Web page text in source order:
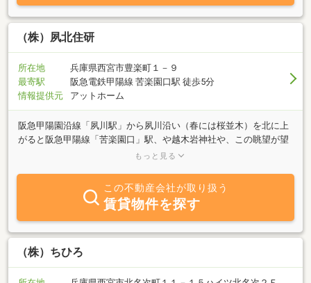
せるか・土地の有効利用や、定期借地なども。５．現在お持ちの賃
貸物件の高い完全管理料での管理委託を止め、自主管理への変更サ
ポート！６．借りたい方・限定地域で探したり・犬猫等ペットのご
金の説明をすることは税理士法違反となりますので、概略のご説明
か、正確な詳細は顧問公認会計士に確認いたします。）７．ご自宅
の改装・賃貸物件の改装・駐車場アスファルト工事や線引きなどス
おります。Email:shyokai@shukugawa.co.jp
（株）夙北住研
所在地
兵庫県西宮市豊楽町１－９
最寄駅
阪急電鉄甲陽線 苦楽園口駅 徒歩5分
情報提供元
アットホーム
阪急甲陽園沿線「夙川駅」から夙川沿い（春には桜並木）を北に上
がると阪急甲陽線「苦楽園口」駅、や越木岩神社や、この眺望が望
める北山公園もありこの阪急甲陽園沿線の不動産全般・不動産売
もっと見る
この不動産会社が取り扱う
賃貸物件を探す
（株）ちひろ